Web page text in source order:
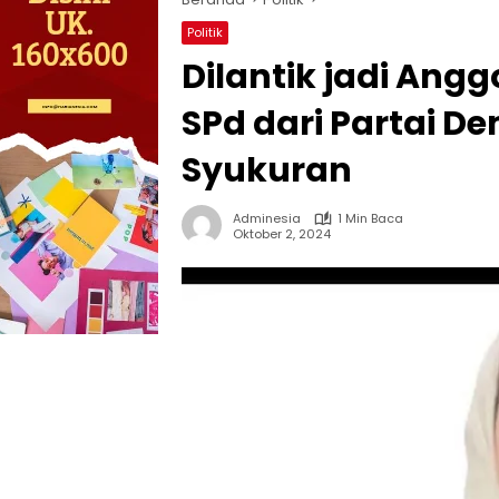
Politik
Dilantik jadi
SPd dari Partai
Syukuran
Adminesia
1 Min Baca
Oktober 2, 2024